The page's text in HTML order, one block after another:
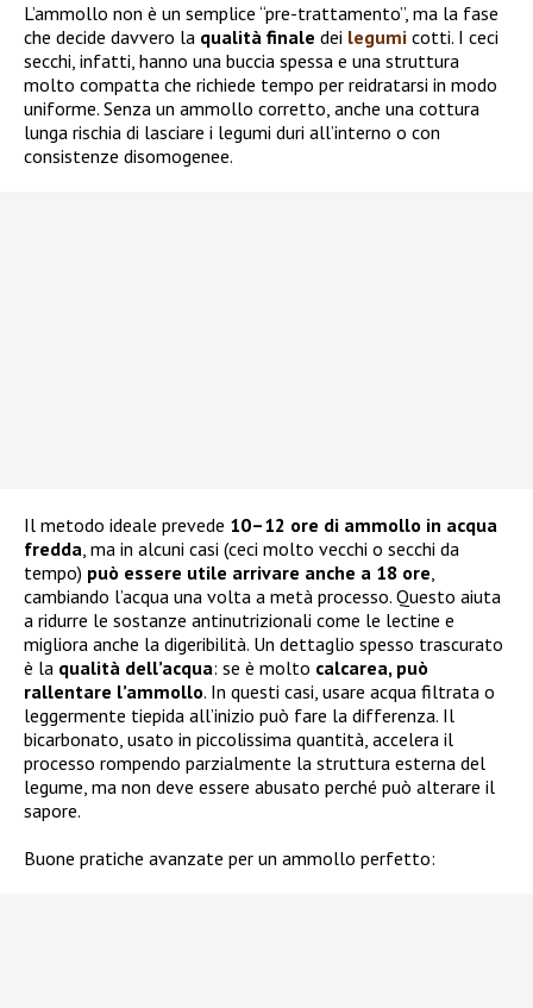
L’ammollo non è un semplice “pre-trattamento”, ma la fase
che decide davvero la qualità finale dei legumi cotti. I ceci
secchi, infatti, hanno una buccia spessa e una struttura
molto compatta che richiede tempo per reidratarsi in modo
uniforme. Senza un ammollo corretto, anche una cottura
lunga rischia di lasciare i legumi duri all’interno o con
consistenze disomogenee.
Il metodo ideale prevede 10–12 ore di ammollo in acqua
fredda, ma in alcuni casi (ceci molto vecchi o secchi da
tempo) può essere utile arrivare anche a 18 ore,
cambiando l’acqua una volta a metà processo. Questo aiuta
a ridurre le sostanze antinutrizionali come le lectine e
migliora anche la digeribilità. Un dettaglio spesso trascurato
è la qualità dell’acqua: se è molto calcarea, può
rallentare l’ammollo. In questi casi, usare acqua filtrata o
leggermente tiepida all’inizio può fare la differenza. Il
bicarbonato, usato in piccolissima quantità, accelera il
processo rompendo parzialmente la struttura esterna del
legume, ma non deve essere abusato perché può alterare il
sapore.
Buone pratiche avanzate per un ammollo perfetto: